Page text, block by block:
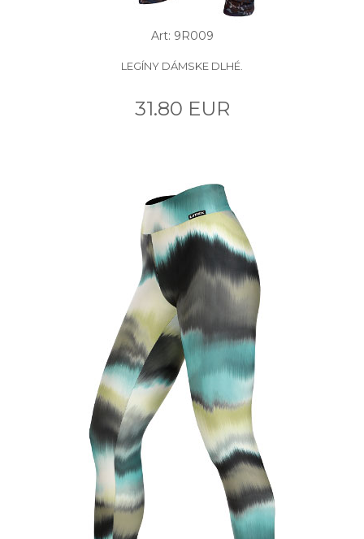
Art: 9R009
LEGÍNY DÁMSKE DLHÉ.
31.80 EUR